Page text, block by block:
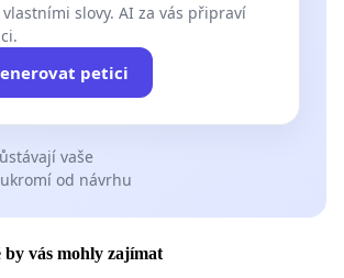
slovy. AI za vás připraví
petici
vaše
od návrhu
by vás mohly zajímat